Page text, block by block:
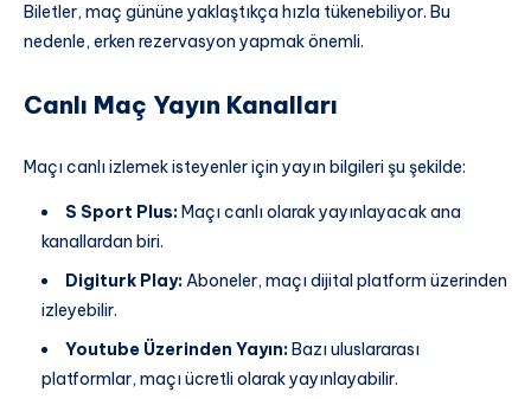
Biletler, maç gününe yaklaştıkça hızla tükenebiliyor. Bu
nedenle, erken rezervasyon yapmak önemli.
Canlı Maç Yayın Kanalları
Maçı canlı izlemek isteyenler için yayın bilgileri şu şekilde:
S Sport Plus:Maçı canlı olarak yayınlayacak ana
kanallardan biri.
Digiturk Play:Aboneler, maçı dijital platform üzerinden
izleyebilir.
Youtube Üzerinden Yayın:Bazı uluslararası
platformlar, maçı ücretli olarak yayınlayabilir.